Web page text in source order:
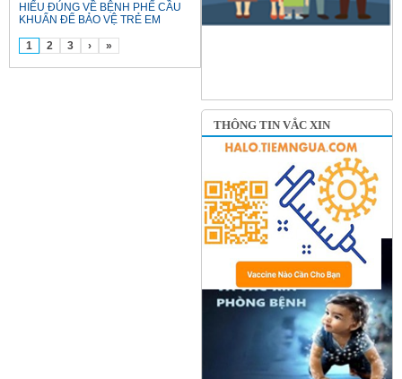
HIỂU ĐÚNG VỀ BỆNH PHẾ CẦU
KHUẨN ĐỂ BẢO VỆ TRẺ EM
1 2 3 › »
THÔNG TIN VẮC XIN